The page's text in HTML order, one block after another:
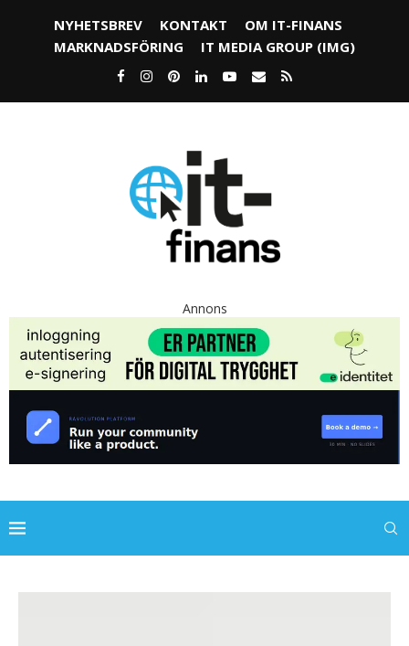
NYHETSBREV KONTAKT
OM IT-FINANS
MARKNADSFÖRING
IT MEDIA GROUP (IMG)
Annons